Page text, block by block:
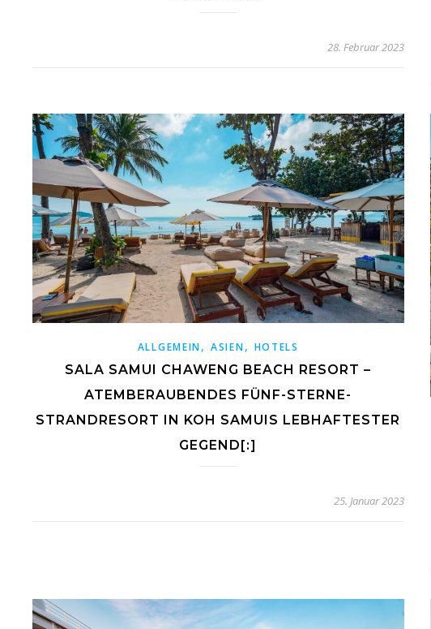
28. Februar 2023
ALLGEMEIN,ASIEN, HOTELS
SALA SAMUI CHAWENG BEACH RESORT –
ATEMBERAUBENDES FÜNF-STERNE-
STRANDRESORT IN KOH SAMUIS LEBHAFTESTER
GEGEND[:]
25. Januar 2023